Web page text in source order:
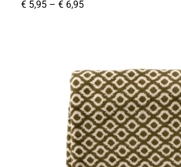
€ 5,95 – € 6,95